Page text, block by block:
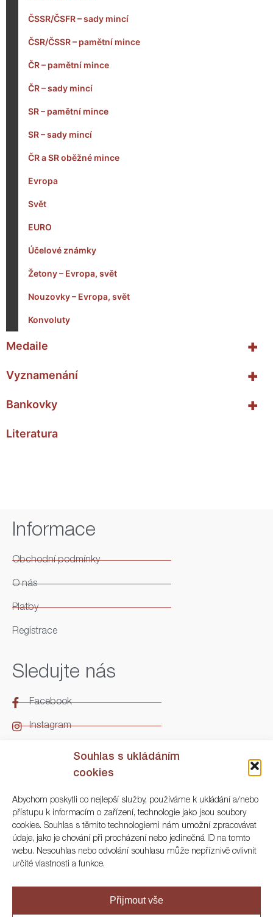
Souhlas s ukládáním
cookies
Abychom poskytli co nejlepší služby, používáme k ukládání a/nebo
přístupu k informacím o zařízení, technologie jako jsou soubory
cookies. Souhlas s těmito technologiemi nám umožní zpracovávat
údaje, jako je chování při procházení nebo jedinečná ID na tomto
webu. Nesouhlas nebo odvolání souhlasu může nepříznivě ovlivnit
určité vlastnosti a funkce.
Přijmout vše
ČSSR/ČSFR – sady mincí
ČSR/ČSSR – pamětní mince
ČR – pamětní mince
ČR – sady mincí
SR – pamětní mince
SR – sady mincí
ČR a SR oběžné mince
Evropa
Svět
EURO
Účelové známky
Žetony – Evropa, svět
Nouzovky – Evropa, svět
Konvoluty
+
Medaile
+
Vyznamenání
+
Bankovky
Literatura
Informace
Obchodní podmínky
O nás
Platby
Registrace
Sledujte nás
Facebook
Instagram
Kontakt
ARGO Numismatika
Korunní 83, Praha 3
+420 222 561 343